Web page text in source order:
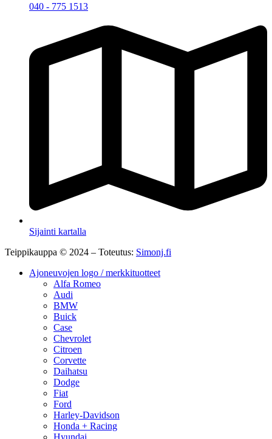
040 - 775 1513
Sijainti kartalla
Teippikauppa © 2024 – Toteutus: Simonj.fi
Ajoneuvojen logo / merkkituotteet
Alfa Romeo
Audi
BMW
Buick
Case
Chevrolet
Citroen
Corvette
Daihatsu
Dodge
Fiat
Ford
Harley-Davidson
Honda + Racing